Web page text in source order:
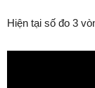
Hiện tại số đo 3